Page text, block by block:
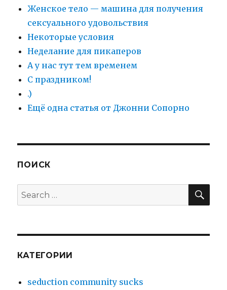
Женское тело — машина для получения
сексуального удовольствия
Некоторые условия
Неделание для пикаперов
А у нас тут тем временем
С праздником!
.)
Ещё одна статья от Джонни Сопорно
ПОИСК
Search
for:
КАТЕГОРИИ
seduction community sucks